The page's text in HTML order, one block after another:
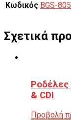
Κωδικός BGS-
Σχετικά
Ροδέλες
& CDI
Προβολή